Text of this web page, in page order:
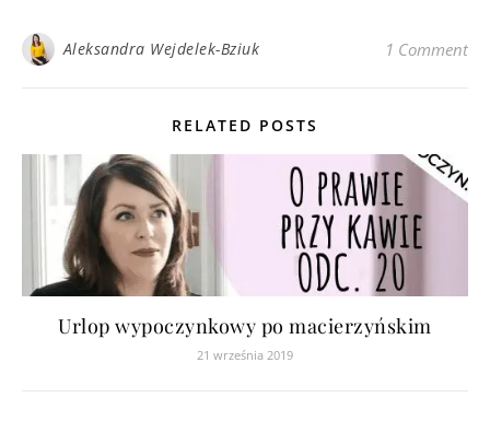
Aleksandra Wejdelek-Bziuk 1 Comment
RELATED POSTS
Urlop wypoczynkowy po macierzyńskim
21 września 2019